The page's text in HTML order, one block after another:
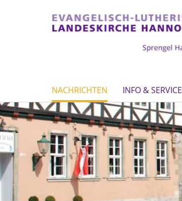
NACHRICHTEN INFO & SERVICE